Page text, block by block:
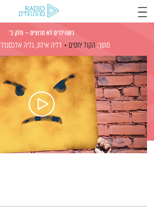
כשהילדים לא מרוצים – חלק ב'
מתוך: הקול יחסים דליה אילת, גליה אלכסנדר